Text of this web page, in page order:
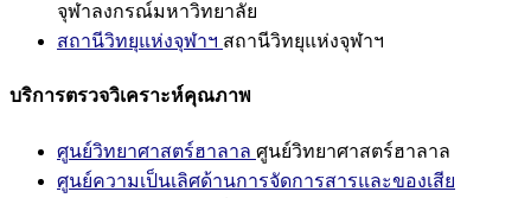
จุฬาลงกรณ์มหาวิทยาลัย
สถานีวิทยุแห่งจุฬาฯ สถานีวิทยุแห่งจุฬาฯ
บริการตรวจวิเคราะห์คุณภาพ
ศูนย์วิทยาศาสตร์ฮาลาล ศูนย์วิทยาศาสตร์ฮาลาล
ศูนย์ความเป็นเลิศด้านการจัดการสารและของเสีย